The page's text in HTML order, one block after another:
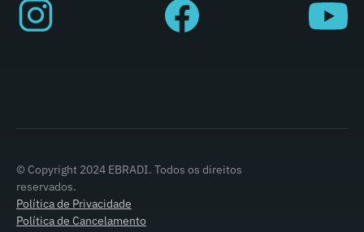
© Copyright 2024 EBRADI. Todos os direitos
reservados.
Política de Privacidade
Política de Cancelamento